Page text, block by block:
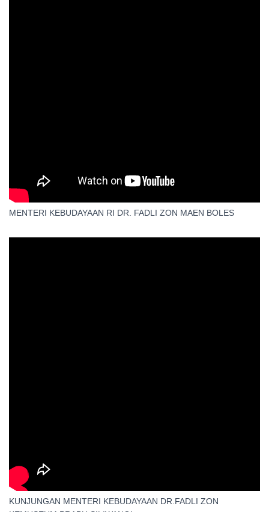
MENTERI KEBUDAYAAN RI DR. FADLI ZON MAEN BOLES
KUNJUNGAN MENTERI KEBUDAYAAN DR.FADLI ZON